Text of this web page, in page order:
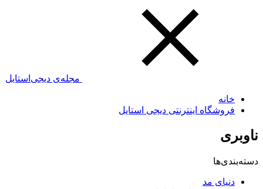
مجله‌ی دیجی‌استایل
خانه
فروشگاه اینترنتی دیجی استایل
ناوبری
دسته‌بندی‌ها
دنیای مد